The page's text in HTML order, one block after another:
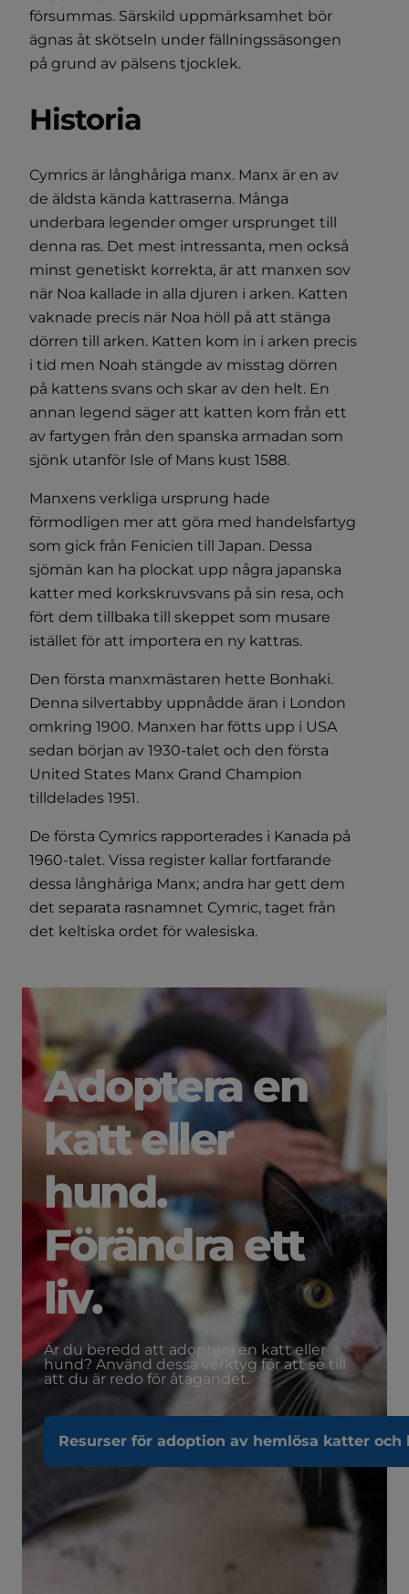
försummas. Särskild uppmärksamhet bör
ägnas åt skötseln under fällningssäsongen
på grund av pälsens tjocklek.
Historia
Cymrics är långhåriga manx. Manx är en av
de äldsta kända kattraserna. Många
underbara legender omger ursprunget till
denna ras. Det mest intressanta, men också
minst genetiskt korrekta, är att manxen sov
när Noa kallade in alla djuren i arken. Katten
vaknade precis när Noa höll på att stänga
dörren till arken. Katten kom in i arken precis
i tid men Noah stängde av misstag dörren
på kattens svans och skar av den helt. En
annan legend säger att katten kom från ett
av fartygen från den spanska armadan som
sjönk utanför Isle of Mans kust 1588.
Manxens verkliga ursprung hade
förmodligen mer att göra med handelsfartyg
som gick från Fenicien till Japan. Dessa
sjömän kan ha plockat upp några japanska
katter med korkskruvsvans på sin resa, och
fört dem tillbaka till skeppet som musare
istället för att importera en ny kattras.
Den första manxmästaren hette Bonhaki.
Denna silvertabby uppnådde äran i London
omkring 1900. Manxen har fötts upp i USA
sedan början av 1930-talet och den första
United States Manx Grand Champion
tilldelades 1951.
De första Cymrics rapporterades i Kanada på
1960-talet. Vissa register kallar fortfarande
dessa långhåriga Manx; andra har gett dem
det separata rasnamnet Cymric, taget från
det keltiska ordet för walesiska.
Adoptera en
katt eller
hund.
Förändra ett
liv.
Är du beredd att adoptera en katt eller
hund? Använd dessa verktyg för att se till
att du är redo för åtagandet.
Resurser för adoption av hemlösa katter och